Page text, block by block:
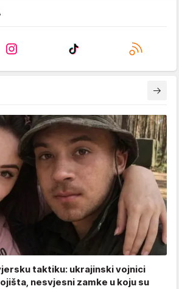
taktiku: ukrajinski vojnici
nesvjesni zamke u koju su